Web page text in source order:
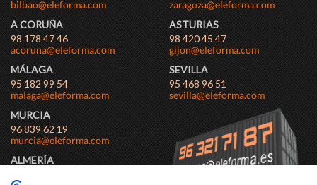
A CORUÑA
98 178 47 46
MÁLAGA
95 182 99 54
ASTURIAS
98 420 45 47
SEVILLA
95 468 96 51
MURCIA
96 839 62 19
ALMERÍA